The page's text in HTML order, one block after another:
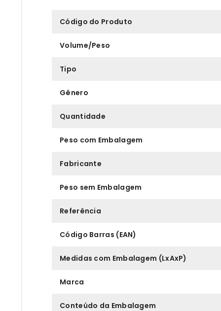
Código do Produto
Volume/Peso
Tipo
Gênero
Quantidade
Peso com Embalagem
Fabricante
Peso sem Embalagem
Referência
Código Barras (EAN)
Medidas com Embalagem (LxAxP)
Marca
Conteúdo da Embalagem